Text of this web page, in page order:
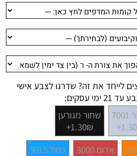
לייחד את זה? שדרגו לצבע אישי
עסקים:
שחור מגורען
1.30₪+
אדום 3000
כחול 5015